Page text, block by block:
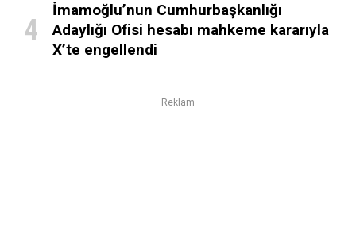
İmamoğlu’nun Cumhurbaşkanlığı
Adaylığı Ofisi hesabı mahkeme kararıyla
X’te engellendi
Reklam